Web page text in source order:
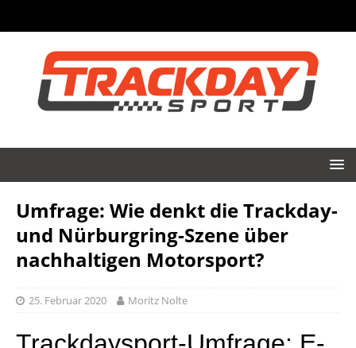
Umfrage: Wie denkt die Trackday-
und Nürburgring-Szene über
nachhaltigen Motorsport?
25. Februar 2020 Moritz Nolte